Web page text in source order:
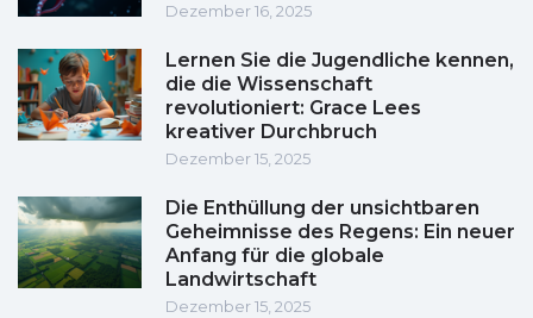
Dezember 16, 2025
Lernen Sie die Jugendliche kennen,
die die Wissenschaft
revolutioniert: Grace Lees
kreativer Durchbruch
Dezember 15, 2025
Die Enthüllung der unsichtbaren
Geheimnisse des Regens: Ein neuer
Anfang für die globale
Landwirtschaft
Dezember 15, 2025